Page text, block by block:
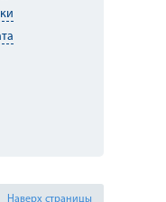
Наверх страницы